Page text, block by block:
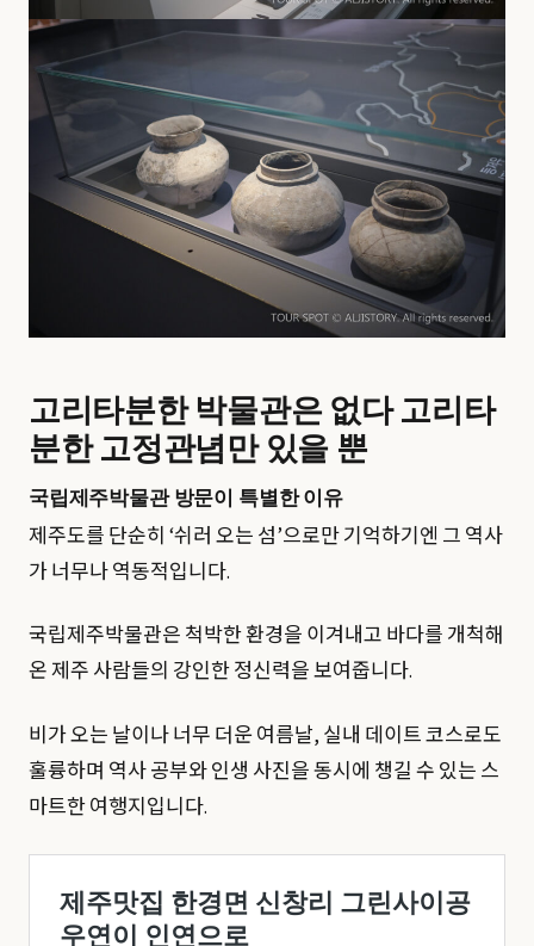
고리타분한 박물관은 없다 고리타
분한 고정관념만 있을 뿐
국립제주박물관 방문이 특별한 이유
제주도를 단순히 ‘쉬러 오는 섬’으로만 기억하기엔 그 역사
가 너무나 역동적입니다.
국립제주박물관은 척박한 환경을 이겨내고 바다를 개척해
온 제주 사람들의 강인한 정신력을 보여줍니다.
비가 오는 날이나 너무 더운 여름날, 실내 데이트 코스로도
훌륭하며 역사 공부와 인생 사진을 동시에 챙길 수 있는 스
마트한 여행지입니다.